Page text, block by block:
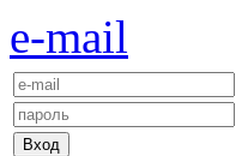
e-mail